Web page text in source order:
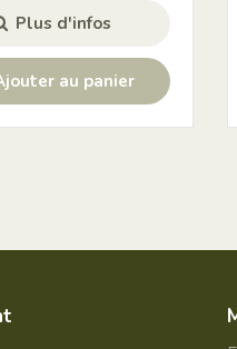
actuel
€3,80.
Plus d'infos
au panier